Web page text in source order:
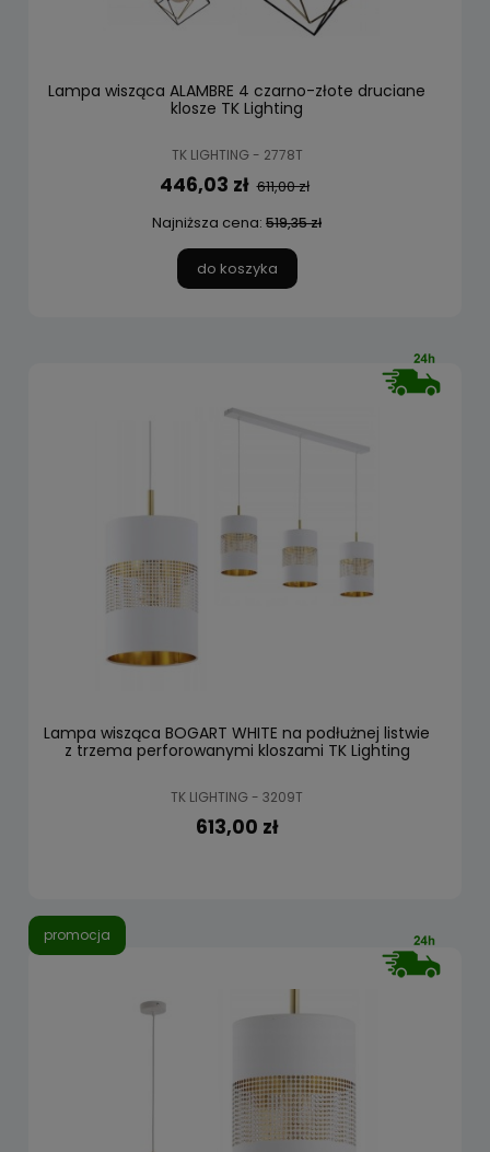
Lampa wisząca ALAMBRE 4 czarno-złote druciane
klosze TK Lighting
TK LIGHTING - 2778T
446,03 zł 611,00 zł
Najniższa cena: 519,35 zł
do koszyka
Lampa wisząca BOGART WHITE na podłużnej listwie
z trzema perforowanymi kloszami TK Lighting
TK LIGHTING - 3209T
613,00 zł
promocja